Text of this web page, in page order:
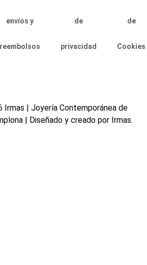
envíos y
reembolsos
de
privacidad
de
Cookies
| Joyería Contemporánea de
| Diseñado y creado por Irmas.